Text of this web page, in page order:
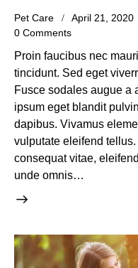
Pet Care April 21, 2020
0 Comments
Proin faucibus nec
tincidunt. Sed eget
Fusce sodales augue a
ipsum eget blandit
dapibus. Vivamus
vulputate eleifend
consequat vitae,
unde omnis…